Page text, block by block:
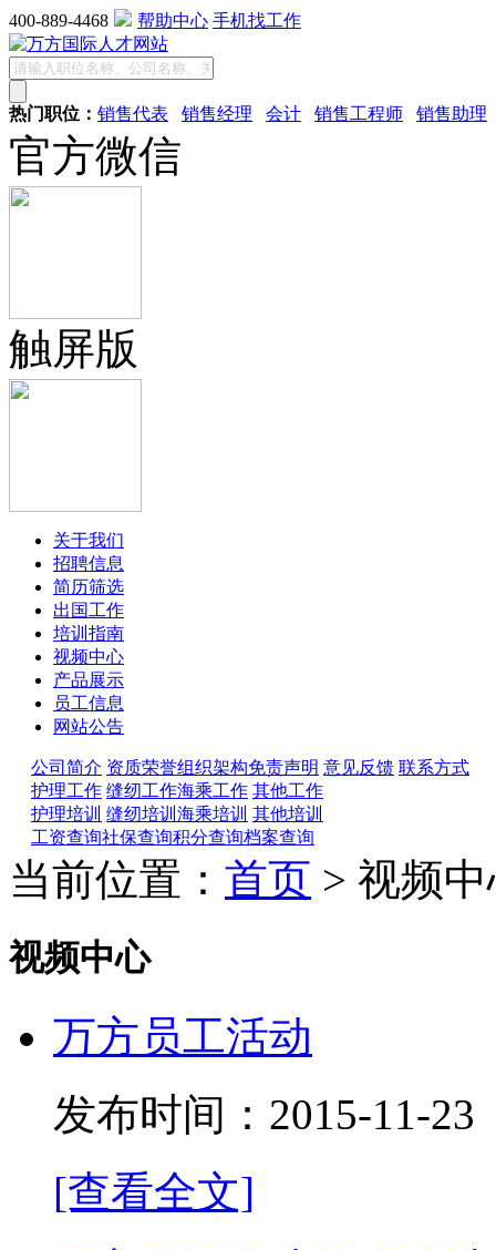
400-889-4468 帮助中心 手机找工作
热门职位： 销售代表 销售经理 会计 销售工程师 销售助理
官方微信
触屏版
关于我们
招聘信息
简历筛选
出国工作
培训指南
视频中心
产品展示
员工信息
网站公告
公司简介 资质荣誉组织架构免责声明 意见反馈 联系方式
护理工作 缝纫工作海乘工作 其他工作
护理培训 缝纫培训 海乘培训 其他培训
工资查询社保查询积分查询档案查询
当前位置： 首页 > 视频
视频中心
万方员工活动
发布时间：2015-
[查看全文]